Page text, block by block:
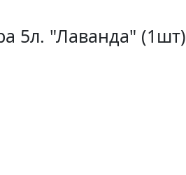
5л. "Лаванда" (1шт)